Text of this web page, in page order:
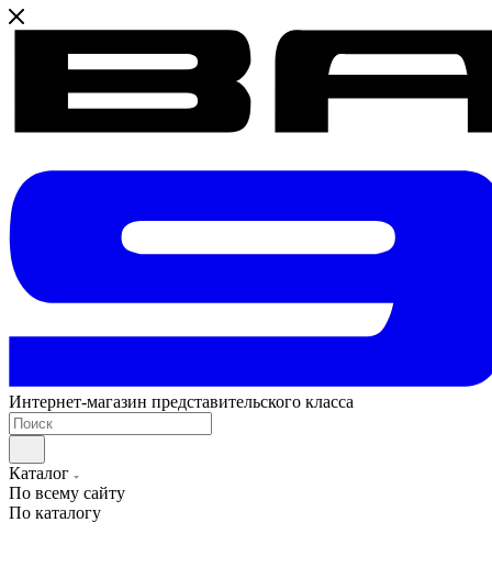
Интернет-магазин представительского класса
Каталог
По всему сайту
По каталогу